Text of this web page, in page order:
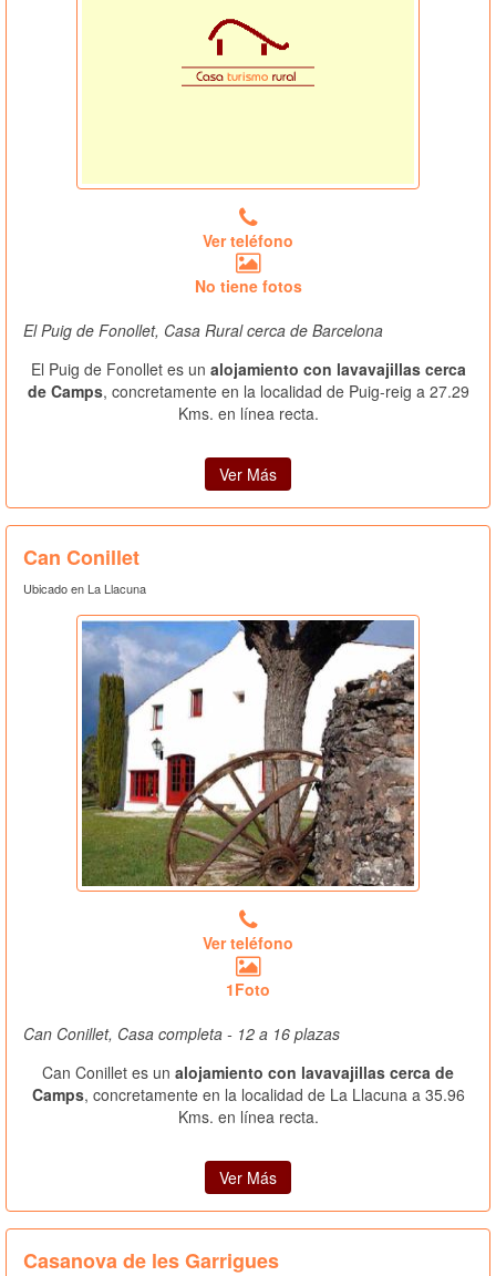
Ver teléfono
No tiene fotos
El Puig de Fonollet, Casa Rural cerca de Barcelona
El Puig de Fonollet es un alojamiento con lavavajillas cerca
de Camps, concretamente en la localidad de Puig-reig a 27.29
Kms. en línea recta.
Ver Más
Can Conillet
Ubicado en La Llacuna
Ver teléfono
1Foto
Can Conillet, Casa completa - 12 a 16 plazas
Can Conillet es un alojamiento con lavavajillas cerca de
Camps, concretamente en la localidad de La Llacuna a 35.96
Kms. en línea recta.
Ver Más
Casanova de les Garrigues